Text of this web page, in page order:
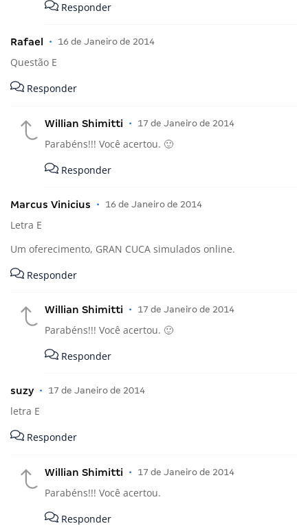
Responder
Rafael • 16 de Janeiro de 2014
Questão E
Responder
Willian Shimitti • 17 de Janeiro de 2014
Parabéns!!! Você acertou. 🙂
Responder
Marcus Vinicius • 16 de Janeiro de 2014
Letra E
Um oferecimento, GRAN CUCA simulados online.
Responder
Willian Shimitti • 17 de Janeiro de 2014
Parabéns!!! Você acertou. 🙂
Responder
suzy • 17 de Janeiro de 2014
letra E
Responder
Willian Shimitti • 17 de Janeiro de 2014
Parabéns!!! Você acertou.
Responder